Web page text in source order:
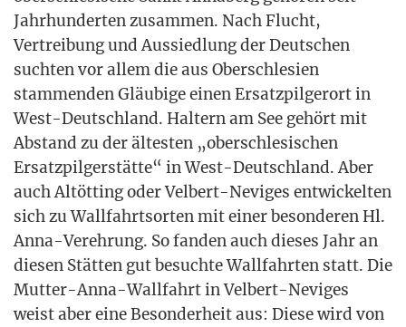
Jahr­hun­der­ten zusam­men. Nach Flucht,
Ver­trei­bung und Aus­sied­lung der Deut­schen
such­ten vor allem die aus Ober­schle­si­en
stam­men­den Gläu­bi­ge einen Ersatz­pil­ger­ort in
West-Deutsch­land. Hal­tern am See gehört mit
Abstand zu der ältes­ten „ober­schle­si­schen
Ersatz­pil­ger­stät­te“ in West-Deutsch­land. Aber
auch Alt­öt­ting oder Vel­bert-Nevi­ges ent­wi­ckel­ten
sich zu Wall­fahrts­or­ten mit einer beson­de­ren Hl.
Anna-Ver­eh­rung. So fan­den auch die­ses Jahr an
die­sen Stät­ten gut besuch­te Wall­fahr­ten statt. Die
Mut­ter-Anna-Wall­fahrt in Vel­bert-Nevi­ges
weist aber eine Beson­der­heit aus: Die­se wird von